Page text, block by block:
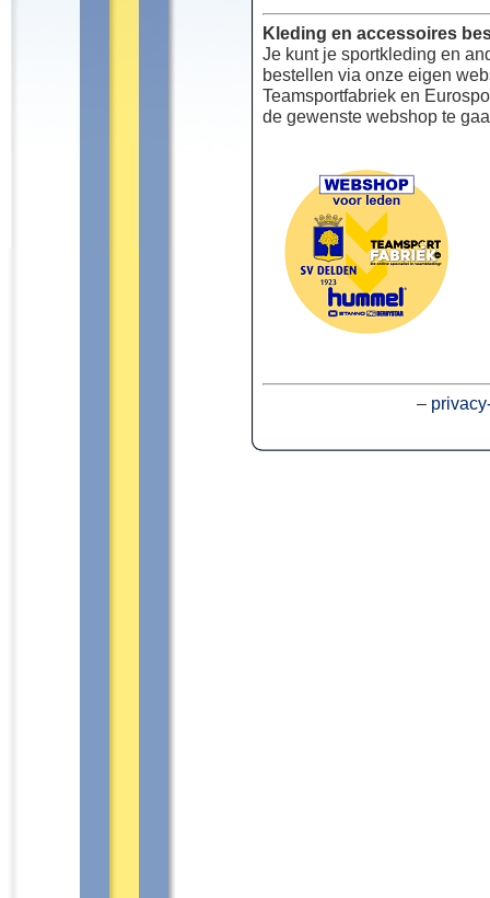
Kleding en accessoires
Je kunt je sportkleding en
bestellen via onze eigen
Teamsportfabriek en
de gewenste webshop te
–